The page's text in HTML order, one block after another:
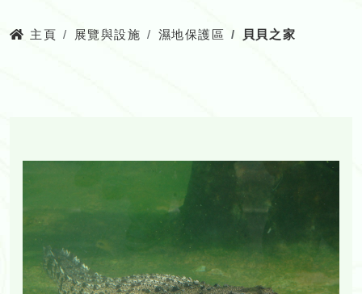
主頁 展覽與設施 濕地保護區 貝貝之家